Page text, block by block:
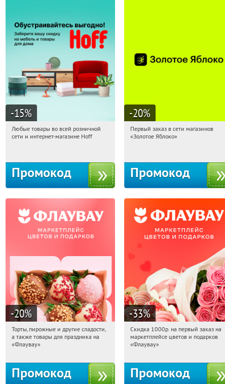
-15%
14:14:00 Получили:
Любые товары во всей розничной
сети и интернет-магазине Hoff
Промокод
-20%
14:14:00
Получи первым!
Первый заказ в сети магазинов
«Золотое Яблоко»
Промокод
-20%
14:14:00 Получили:
Россия
Торты, пирожные и другие сладости,
а также товары для праздника на
«Флаувау»
Промокод
-33%
14:14:00 Получили:
Россия
Скидка 1000р. на первый заказ на
маркетплейсе цветов и подарков
«Флаувау»
Промокод